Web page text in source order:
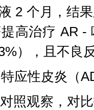
2 个月，结
高治疗 AR -
），且不良
应性皮炎（
照观察，对